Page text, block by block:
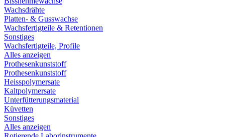
Wachsdrähte
Platten- & Gusswachse
Wachsfertigteile & Retentionen
Sonstiges
Wachsfertigteile, Profile
Alles anzeigen
Prothesenkunststoff
Prothesenkunststoff
Heisspolymersate
Kaltpolymersate
Unterfütterungsmaterial
Küvetten
Sonstiges
Alles anzeigen